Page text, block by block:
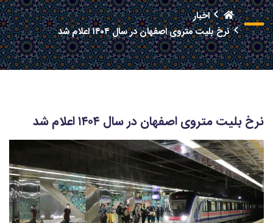
اخبار
نرخ بلیت متروی اصفهان در سال ۱۴۰۴ اعلام شد
نرخ بلیت متروی اصفهان در سال ۱۴۰۴ اعلام شد